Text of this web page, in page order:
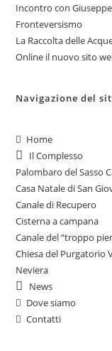
Incontro con
Fronteversismo
La Raccolta delle
Online il nuovo sito
Navigazione del
Home
Il Complesso
Palombaro del Sasso
Casa Natale di San
Canale di Recupero
Cisterna a campana
Canale del “troppo
Chiesa del Purgatorio
Neviera
News
Dove siamo
Contatti